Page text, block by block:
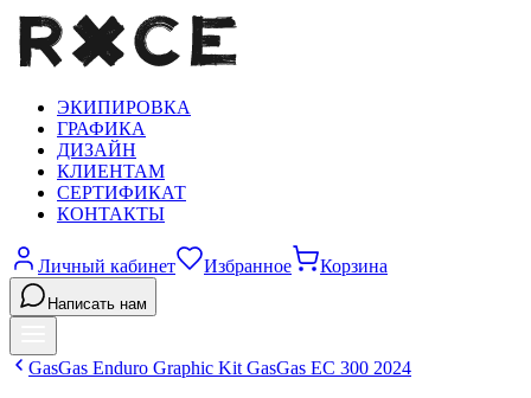
ЭКИПИРОВКА
ГРАФИКА
ДИЗАЙН
КЛИЕНТАМ
СЕРТИФИКАТ
КОНТАКТЫ
Личный кабинет Избранное Корзина
Написать нам
GasGas Enduro Graphic Kit GasGas EC 300 2024